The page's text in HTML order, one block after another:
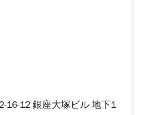
16-12 銀座大塚ビル 地下1